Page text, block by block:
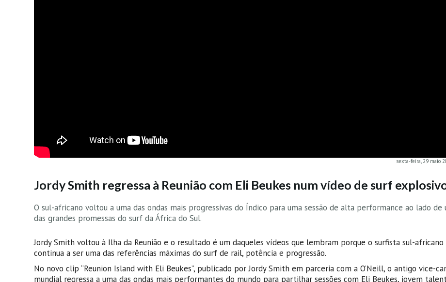
sexta-feira, 29 maio
Jordy Smith regressa à Reunião com Eli Beukes num vídeo de surf
O sul-africano voltou a uma das ondas mais progressivas do Índico para uma sessão de alta performance ao lado de
das grandes promessas do surf da África do Sul.
Jordy Smith voltou à Ilha da Reunião e o resultado é um daqueles vídeos que lembram porque o surfista sul-africano
continua a ser uma das referências máximas do surf de rail, potência e progressão.
No novo clip “Reunion Island with Eli Beukes”, publicado por Jordy Smith em parceria com a O’Neill, o antigo vice-
mundial regressa a uma das ondas mais performantes do mundo para partilhar sessões com Eli Beukes, jovem